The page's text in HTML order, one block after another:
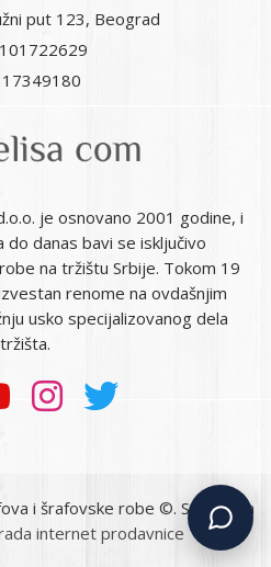
put 123, Beograd
17349180
je osnovano 2001 godine, i
danas bavi se isključivo
na tržištu Srbije. Tokom 19
renome na ovdašnjim
usko specijalizovanog dela
tržišta.
i šrafovske robe ©. Sva prava
internet prodavnice